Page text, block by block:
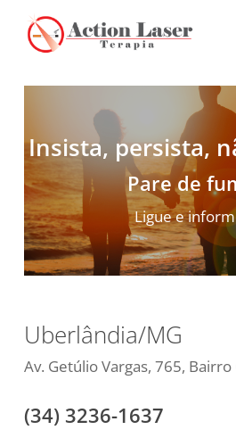
main
Insista, persista,
Pare de
Ligue e
Uberlândia/MG
Av. Getúlio Vargas, 765,
(34) 3236-1637